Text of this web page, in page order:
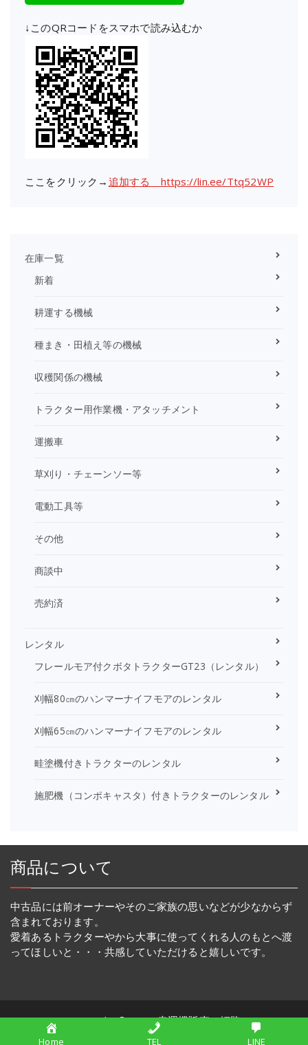
↓このQRコードをスマホで読み込むか
ここをクリック→ 追加する https://lin.ee/Ttq52WP
在庫一覧
新着
耕運する機械
種まき・田植え等の機械
収穫関係の機械
トラクター用作業機・アタッチメント
運搬車
草刈り・チェーンソー等
電動工具等
その他
商談中
売約済
レンタル
フレールモア付クボタトラクターGT23（レンタル）
刈幅80㎝のハンマーナイフモアのレンタル
刈幅65㎝のハンマーナイフモアのレンタル
畦塗機付きトラクターのレンタル
施肥機（コンポキャスタ）付きトラクターのレンタル
商品について
中古品には前オーナーやそのご家族の思いなどが少なからず
含まれております。
愛着あるトラクターやから大事に使ってくれる人のもとへ渡
ってほしいと・・・共感していただけると嬉しいです。
Copyright © 2026 幸運機販売・姫路
Home TEL LINE